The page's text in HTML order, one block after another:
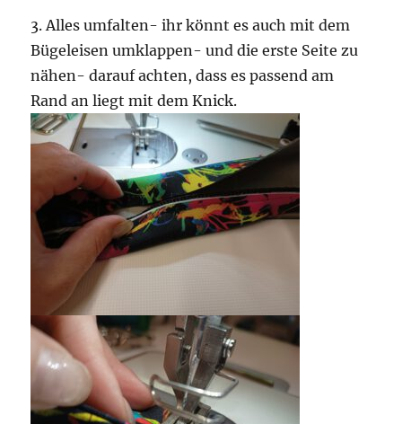
3. Alles umfalten- ihr könnt es auch mit dem
Bügeleisen umklappen- und die erste Seite zu
nähen- darauf achten, dass es passend am
Rand an liegt mit dem Knick.